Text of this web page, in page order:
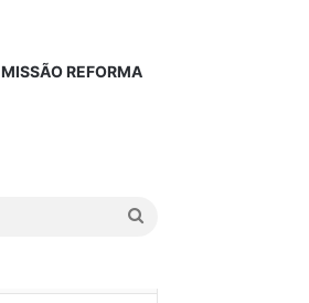
MISSÃO REFORMA